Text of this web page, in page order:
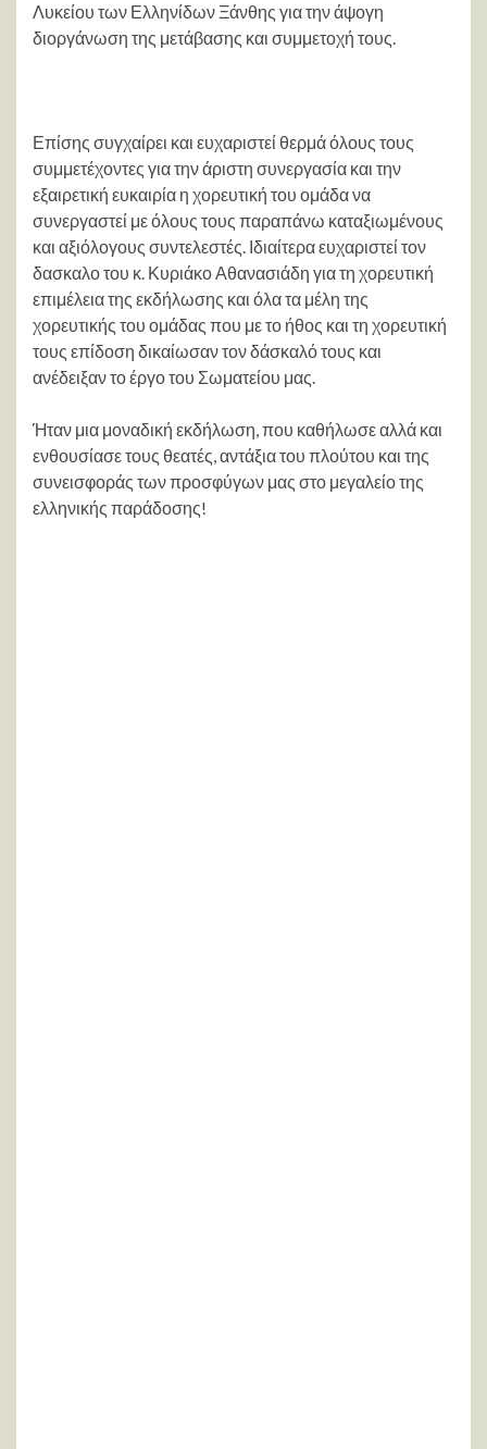
Λυκείου των Ελληνίδων Ξάνθης για την άψογη
διοργάνωση της μετάβασης και συμμετοχή τους.
Επίσης συγχαίρει και ευχαριστεί θερμά όλους τους
συμμετέχοντες για την άριστη συνεργασία και την
εξαιρετική ευκαιρία η χορευτική του ομάδα να
συνεργαστεί με όλους τους παραπάνω καταξιωμένους
και αξιόλογους συντελεστές. Ιδιαίτερα ευχαριστεί τον
δασκαλο του κ. Κυριάκο Αθανασιάδη για τη χορευτική
επιμέλεια της εκδήλωσης και όλα τα μέλη της
χορευτικής του ομάδας που με το ήθος και τη χορευτική
τους επίδοση δικαίωσαν τον δάσκαλό τους και
ανέδειξαν το έργο του Σωματείου μας.
Ήταν μια μοναδική εκδήλωση, που καθήλωσε αλλά και
ενθουσίασε τους θεατές, αντάξια του πλούτου και της
συνεισφοράς των προσφύγων μας στο μεγαλείο της
ελληνικής παράδοσης!